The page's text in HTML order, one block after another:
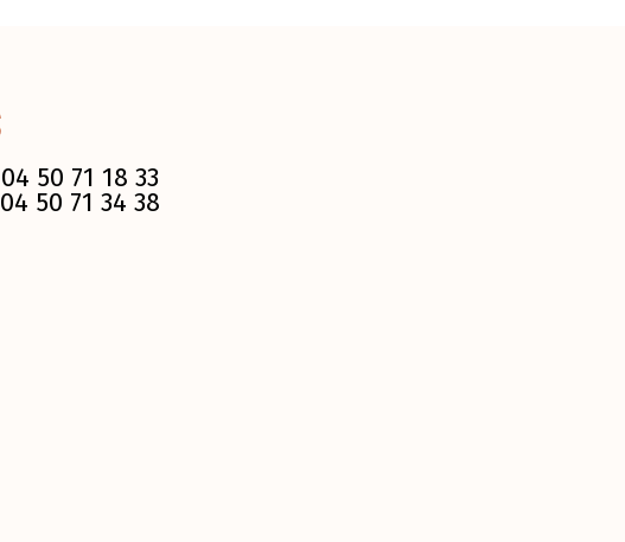
04 50 71 18 33
04 50 71 34 38